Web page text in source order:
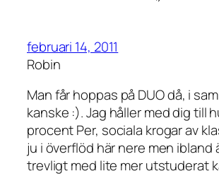
februari 14, 2011
Robin
Man får hoppas på DUO då, i
kanske :). Jag håller med dig till
procent Per, sociala krogar av
ju i överflöd här nere men ibland
trevligt med lite mer utstuderat